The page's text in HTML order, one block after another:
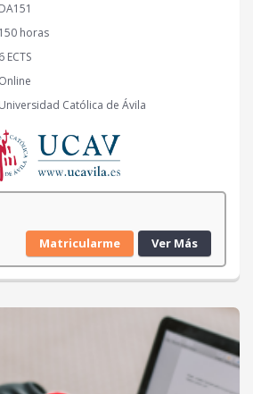
DA151
150 horas
6 ECTS
Online
Universidad Católica de Ávila
Matricularme Ver Más